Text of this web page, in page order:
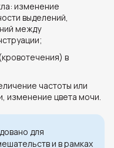
изменение
выделений,
между
в
частоты или
изменение цвета мочи.
для
и в рамках